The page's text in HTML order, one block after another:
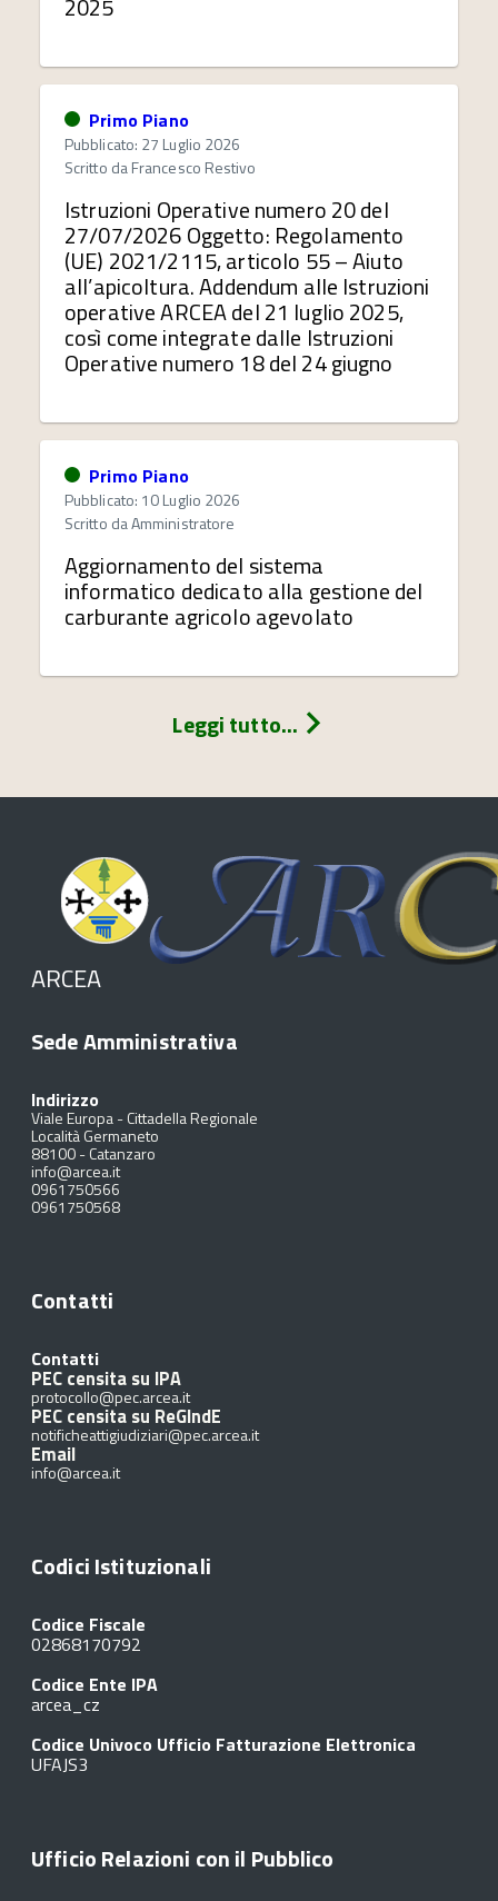
2025
Primo Piano
Pubblicato: 27 Luglio 2026
Scritto daFrancesco Restivo
Istruzioni Operative numero 20 del
27/07/2026 Oggetto: Regolamento
(UE) 2021/2115, articolo 55 – Aiuto
all’apicoltura. Addendum alle Istruzioni
operative ARCEA del 21 luglio 2025,
così come integrate dalle Istruzioni
Operative numero 18 del 24 giugno
Primo Piano
Pubblicato: 10 Luglio 2026
Scritto daAmministratore
Aggiornamento del sistema
informatico dedicato alla gestione del
carburante agricolo agevolato
Leggi tutto...
ARCEA
Sede Amministrativa
Indirizzo
Viale Europa - Cittadella Regionale
Località Germaneto
88100-Catanzaro
info@arcea.it
0961750566
0961750568
Contatti
Contatti
PEC censita su IPA
protocollo@pec.arcea.it
PEC censita su ReGIndE
notificheattigiudiziari@pec.arcea.it
Email
info@arcea.it
Codici Istituzionali
Codice Fiscale
02868170792
Codice Ente IPA
arcea_cz
Codice Univoco Ufficio Fatturazione Elettronica
UFAJS3
Ufficio Relazioni con il Pubblico